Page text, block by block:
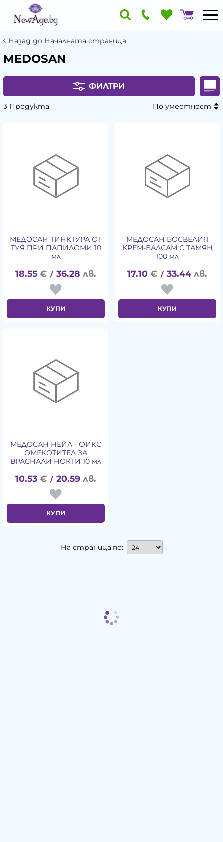
Назад до Началната страница
MEDOSAN
ФИЛТРИ
3 Продукта По уместност
МЕДОСАН ТИНКТУРА ОТ
ТУЯ ПРИ ПАПИЛОМИ 10
мл
18.55 € / 36.28 лв.
КУПИ
МЕДОСАН БОСВЕЛИЯ
КРЕМ-БАЛСАМ С ТАМЯН
100 мл
17.10 € / 33.44 лв.
КУПИ
МЕДОСАН НЕЙЛ - ФИКС
ОМЕКОТИТЕЛ ЗА
ВРАСНАЛИ НОКТИ 10 мл
10.53 € / 20.59 лв.
КУПИ
На страница по: